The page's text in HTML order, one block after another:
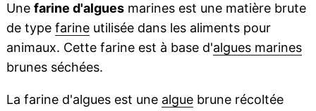
Une farine d'alguesmarines est une matière brute
de type farineutilisée dans les aliments pour
animaux. Cette farine est à base d'algues marines
brunes séchées.
La farine d'algues est une alguebrune récoltée